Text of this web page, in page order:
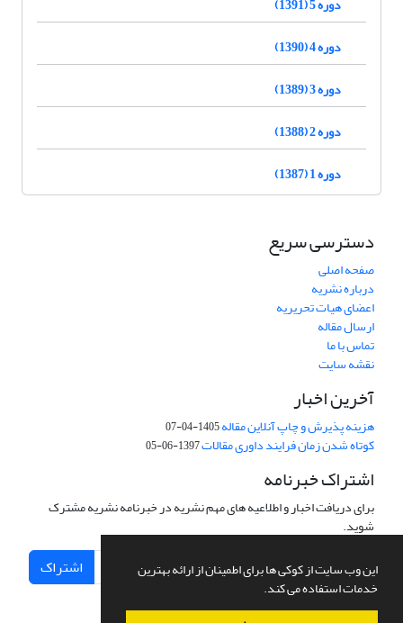
این وب سایت از کوکی ها برای اطمینان از ارائه بهترین
خدمات استفاده می کند.
دوره 4 (1390)
دوره 3 (1389)
دوره 2 (1388)
دوره 1 (1387)
دسترسی سریع
صفحه اصلی
درباره نشریه
اعضای هیات تحریریه
ارسال مقاله
تماس با ما
نقشه سایت
آخرین اخبار
هزینه پذیرش و چاپ آنلاین مقاله1405-04-07
کوتاه شدن زمان فرایند داوری مقالات1397-06-05
اشتراک خبرنامه
برای دریافت اخبار و اطلاعیه های مهم نشریه در خبرنامه نشریه مشترک
شوید.
اشتراک